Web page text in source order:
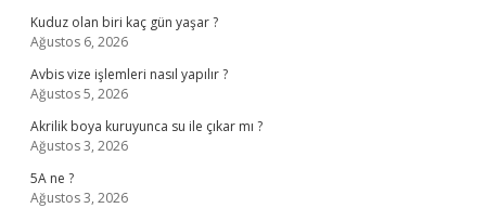
Kuduz olan biri kaç gün yaşar ?
Ağustos 6, 2026
Avbis vize işlemleri nasıl yapılır ?
Ağustos 5, 2026
Akrilik boya kuruyunca su ile çıkar mı ?
Ağustos 3, 2026
5A ne ?
Ağustos 3, 2026